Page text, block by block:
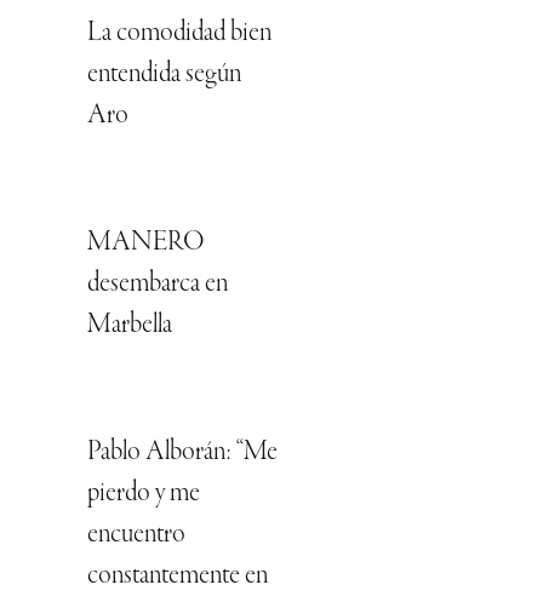
La comodidad bien
entendida según
Aro
MANERO
desembarca en
Marbella
Pablo Alborán: “Me
pierdo y me
encuentro
constantemente en